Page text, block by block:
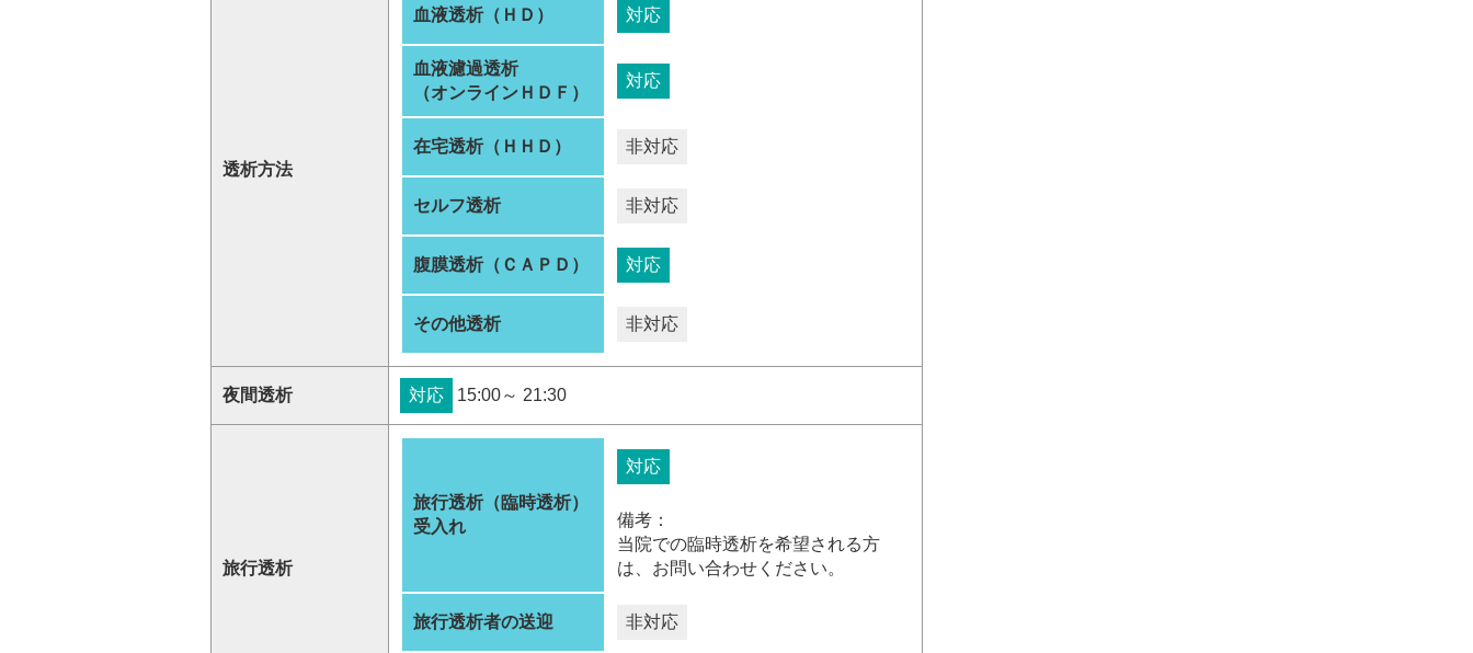
透析方法
血液透析（ＨＤ） 対応
血液濾過透析
（オンラインＨＤＦ）
対応
在宅透析（ＨＨＤ） 非対応
セルフ透析 非対応
腹膜透析（ＣＡＰＤ） 対応
その他透析 非対応
夜間透析 対応 15:00～ 21:30
旅行透析
旅行透析（臨時透析）
受入れ
対応
備考：
当院での臨時透析を希望される方
は、お問い合わせください。
旅行透析者の送迎 非対応